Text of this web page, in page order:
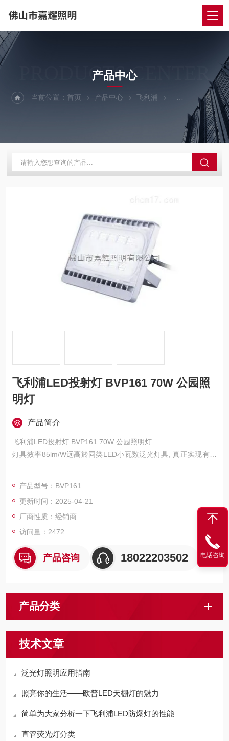
PRODUCTS CENTER
产品中心
当前位置：首页 产品中心 飞利浦 飞利浦泛光灯
飞利浦LED投射灯 BVP161 70W 公园照
明灯
产品简介
飞利浦LED投射灯 BVP161 70W 公园照明灯
灯具效率85lm/W远高於同类LED小瓦数泛光灯具, 真正实现有效
节能的目标。
8.21年的使用时间。
产品型号：BVP161
更新时间：2025-04-21
厂商性质：经销商
访问量：2472
产品咨询 18022203502
产品分类
技术文章
泛光灯照明应用指南
照亮你的生活——欧普LED天棚灯的魅力
简单为大家分析一下飞利浦LED防爆灯的性能
直管荧光灯分类
电话咨询